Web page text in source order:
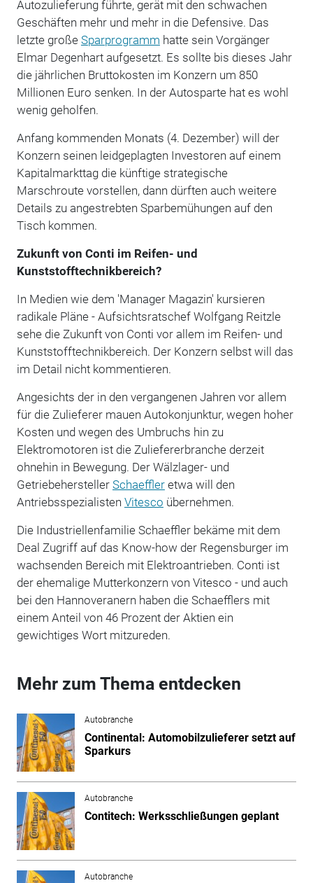
Autozulieferung führte, gerät mit den schwachen
Geschäften mehr und mehr in die Defensive. Das
letzte große Sparprogramm hatte sein Vorgänger
Elmar Degenhart aufgesetzt. Es sollte bis dieses Jahr
die jährlichen Bruttokosten im Konzern um 850
Millionen Euro senken. In der Autosparte hat es wohl
wenig geholfen.
Anfang kommenden Monats (4. Dezember) will der
Konzern seinen leidgeplagten Investoren auf einem
Kapitalmarkttag die künftige strategische
Marschroute vorstellen, dann dürften auch weitere
Details zu angestrebten Sparbemühungen auf den
Tisch kommen.
Zukunft von Conti im Reifen- und
Kunststofftechnikbereich?
In Medien wie dem 'Manager Magazin' kursieren
radikale Pläne - Aufsichtsratschef Wolfgang Reitzle
sehe die Zukunft von Conti vor allem im Reifen- und
Kunststofftechnikbereich. Der Konzern selbst will das
im Detail nicht kommentieren.
Angesichts der in den vergangenen Jahren vor allem
für die Zulieferer mauen Autokonjunktur, wegen hoher
Kosten und wegen des Umbruchs hin zu
Elektromotoren ist die Zuliefererbranche derzeit
ohnehin in Bewegung. Der Wälzlager- und
Getriebehersteller Schaeffleretwa will den
Antriebsspezialisten Vitesco übernehmen.
Die Industriellenfamilie Schaeffler bekäme mit dem
Deal Zugriff auf das Know-how der Regensburger im
wachsenden Bereich mit Elektroantrieben. Conti ist
der ehemalige Mutterkonzern von Vitesco - und auch
bei den Hannoveranern haben die Schaefflers mit
einem Anteil von 46 Prozent der Aktien ein
gewichtiges Wort mitzureden.
Mehr zum Thema entdecken
Autobranche
Continental: Automobilzulieferer setzt auf
Sparkurs
Autobranche
Contitech: Werksschließungen geplant
Autobranche